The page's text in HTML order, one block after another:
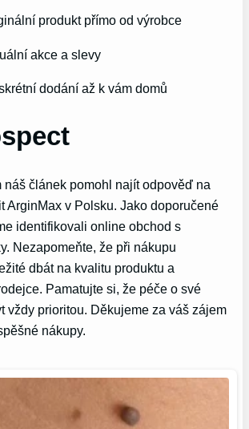
produkt ‍přímo od výrobce
akce a slevy
dodání až k vám domů
náš článek pomohl najít odpověď‌ na
ArginMax v Polsku. Jako doporučené
identifikovali ‍online obchod s
Nezapomeňte, že při nákupu​
dbát ‍na kvalitu produktu a
Pamatujte si, že péče o své‌
⁣vždy prioritou.⁢ Děkujeme za váš zájem
nákupy.